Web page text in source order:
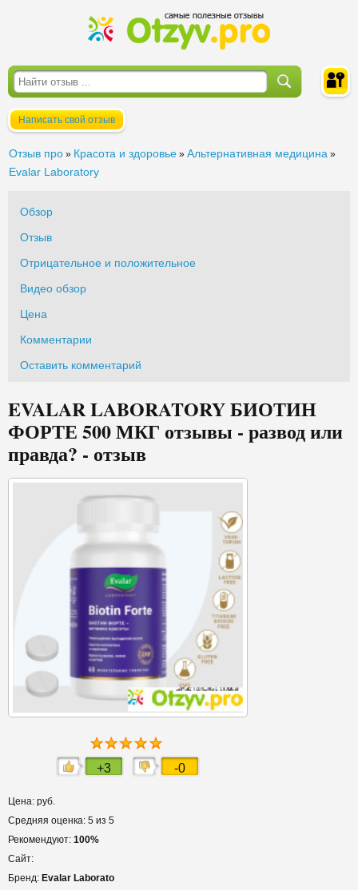
Написать свой отзыв
Отзыв про » Красота и здоровье » Альтернативная медицина »
Evalar Laboratory
Обзор
Отзыв
Отрицательное и положительное
Видео обзор
Цена
Комментарии
Оставить комментарий
EVALAR LABORATORY БИОТИН
ФОРТЕ 500 МКГ отзывы - развод или
правда? - отзыв
+3 -0
Цена: руб.
Средняя оценка: 5 из 5
Рекомендуют: 100%
Сайт:
Бренд: Evalar Laborato